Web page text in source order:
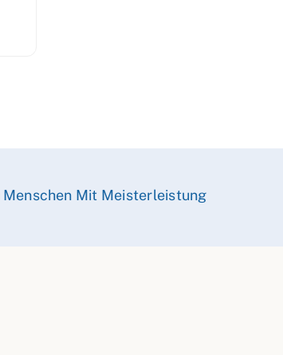
Menschen Mit Meisterleistung